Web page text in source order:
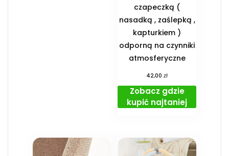
czapeczką (
nasadką , zaślepką ,
kapturkiem )
odporną na czynniki
atmosferyczne
42,00zł
Zobacz gdzie
kupić najtaniej